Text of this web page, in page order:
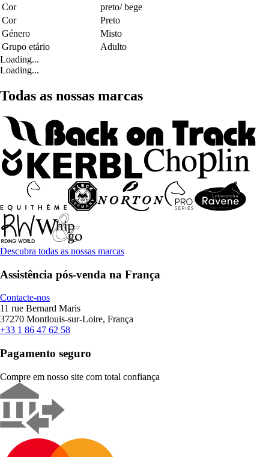
Cor
preto/ bege
Cor
Preto
Género
Misto
Grupo etário
Adulto
Loading...
Loading...
Todas as nossas marcas
Descubra todas as nossas marcas
Assistência pós-venda na França
Contacte-nos
11 rue Bernard Maris
37270 Montlouis-sur-Loire, França
+33 1 86 47 62 58
Pagamento seguro
Compre em nosso site com total confiança